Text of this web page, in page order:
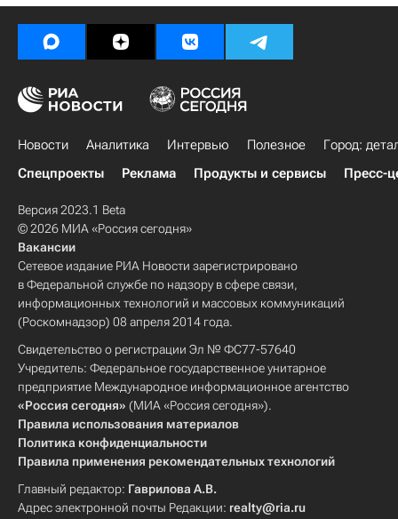
Новости Аналитика Интервью Полезное
Город:
Спецпроекты
Реклама Продукты и сервисы Пресс-
Версия 2023.1 Beta
© 2026 МИА «Россия сегодня»
Вакансии
Сетевое издание РИА Новости зарегистрировано
в Федеральной службе по надзору в сфере связи,
информационных технологий и массовых коммуникаций
(Роскомнадзор) 08 апреля 2014 года.
Свидетельство о регистрации Эл № ФС77-57640
Учредитель: Федеральное государственное унитарное
предприятие Международное информационное агентство
«Россия сегодня» (МИА «Россия сегодня»).
Правила использования материалов
Политика конфиденциальности
Правила применения рекомендательных технологий
Главный редактор: Гаврилова А.В.
Адрес электронной почты Редакции: realty@ria.ru